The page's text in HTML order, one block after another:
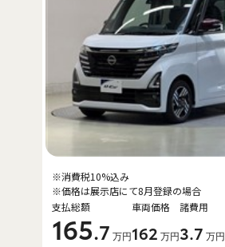
支払総額
165.7 万円
車両価格
162 万円
諸費用
3.7 万円
※消費税10%込み
※価格は展示店にて8月登録の場合